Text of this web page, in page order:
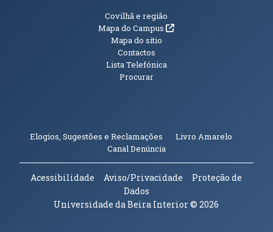
Informações Adicionais
Covilhã e região
Mapa do Campus(abre em nova janela)
Mapa do sítio
Contactos
Lista Telefónica
Procurar
Elogios, Sugestões e Reclamações Livro Amarelo
Canal Denúncia(abre em nova janela)
Acessibilidade Aviso/Privacidade
Proteção de
Dados
Universidade da Beira Interior© 2026